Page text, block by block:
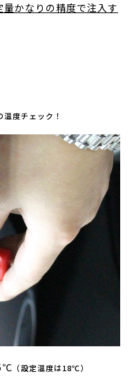
かなりの精度で注入す
度チェック！
（設定温度は18℃）